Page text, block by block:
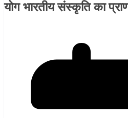
योग भारतीय संस्कृति का